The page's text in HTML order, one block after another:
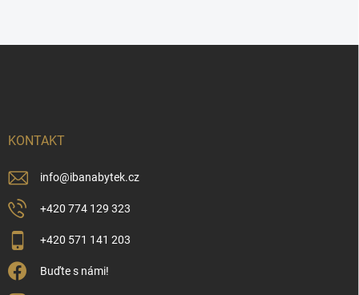
KONTAKT
info@ibanabytek.cz
+420 774 129 323
+420 571 141 203
Buďte s námi!